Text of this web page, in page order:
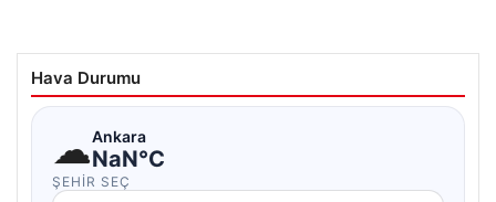
Hava Durumu
☁Ankara
NaN°C
ŞEHIR SEÇ